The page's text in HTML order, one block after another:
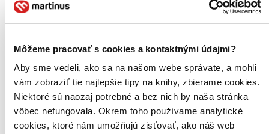
Môžeme pracovať s cookies a kontaktnými údajmi?
Aby sme vedeli, ako sa na našom webe správate, a mohli
vám zobraziť tie najlepšie tipy na knihy, zbierame cookies.
Niektoré sú naozaj potrebné a bez nich by naša stránka
vôbec nefungovala. Okrem toho používame analytické
cookies, ktoré nám umožňujú zisťovať, ako náš web
komiksy (7 titulov)
Autor
Stephen King (35 titulov) Stephen King 35
King Stephen (35 titulov) King Stephen
Hugh Howey (29 titulov)Hugh Howey 29
Ransom Riggs (22 titulov)Ransom Riggs 22
Rick Riordan (10 titulov)Rick Riordan10